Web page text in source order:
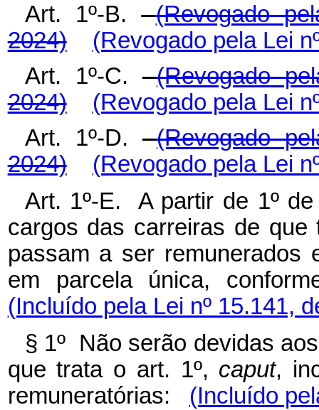
Art. 1º-B. (Revogado
2024)
(Revogado pela Lei
Art. 1º-C. (Revogado
2024)
(Revogado pela Lei
Art. 1º-D. (Revogado
2024)
(Revogado pela Lei
Art. 1º-E. A partir de 1º
cargos das carreiras de
passam a ser remunerados
em parcela única,
(Incluído pela Lei nº 15.141,
§ 1º Não serão devidas
que trata o art. 1º, caput,
remuneratórias: (Incluído